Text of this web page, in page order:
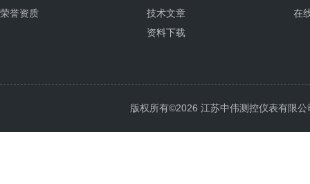
荣誉资质
技术文章
资料下载
在
版权所有©2026 江苏中伟测控仪表有限